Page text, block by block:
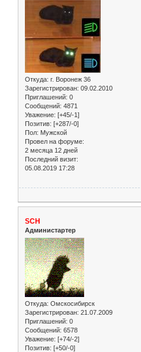
Откуда: г. Воронеж 36
Зарегистрирован: 09.02.2010
Приглашений: 0
Сообщений: 4871
Уважение: [+45/-1]
Позитив: [+287/-0]
Пол: Мужской
Провел на форуме:
2 месяца 12 дней
Последний визит:
05.08.2019 17:28
SCH
Администартер
Откуда: Омскосибирск
Зарегистрирован: 21.07.2009
Приглашений: 0
Сообщений: 6578
Уважение: [+74/-2]
Позитив: [+50/-0]